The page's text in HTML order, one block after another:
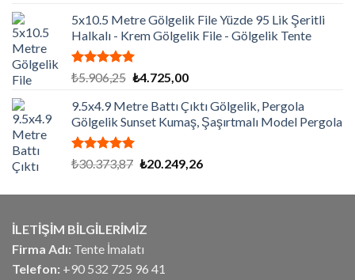
aldı
₺15.600,00.fiyat:
₺12.480,00.
5x10.5 Metre Gölgelik File Yüzde 95 Lik Şeritli
Halkalı - Krem Gölgelik File - Gölgelik Tente
5 üzerinden
oy
aldı
₺5.906,25 Orijinal
₺5.906,25.
₺4.725,00Şu
fiyat:
₺4.725,00.
9.5x4.9 Metre Battı Çıktı Gölgelik, Pergola
Gölgelik Sunset Kumaş, Şaşırtmalı Model Pergola
5 üzerinden
₺30.373,87 Orijinal
₺30.373,87.
₺20.249,26Şu
fiyat:
İLETİŞİM BİLGİLERİMİZ
Firma Adı: Tente İmalatı
Telefon: +90 532 725 96 41